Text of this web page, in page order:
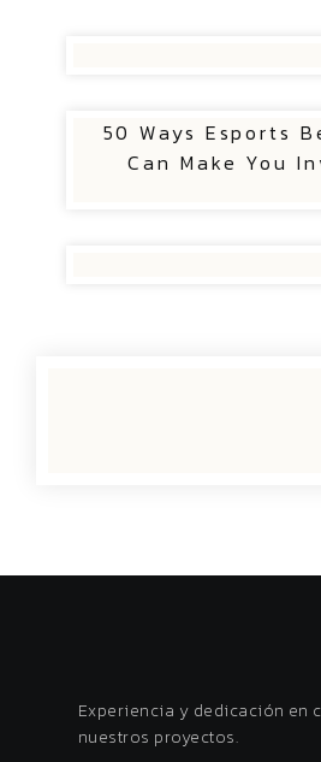
50 Ways Esports
Can Make You
Experiencia y dedicación en
nuestros proyectos.